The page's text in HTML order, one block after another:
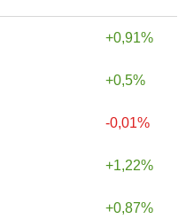
0,91%
0,5%
-0,01%
1,22%
0,87%